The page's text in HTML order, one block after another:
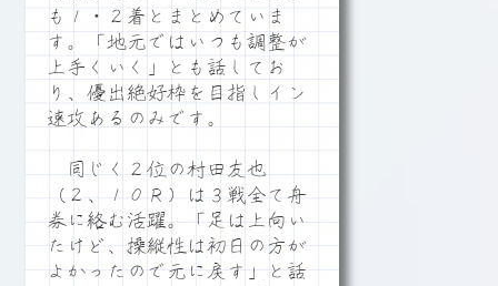
も１・２着とまとめていま
す。「地元ではいつも調整が
上手くいく」とも話してお
り、優出絶好枠を目指しイン
速攻あるのみです。
同じく２位の村田友也
（２、１０Ｒ）は３戦全て舟
券に絡む活躍。「足は上向い
たけど、操縦性は初日の方が
よかったので元に戻す」と話